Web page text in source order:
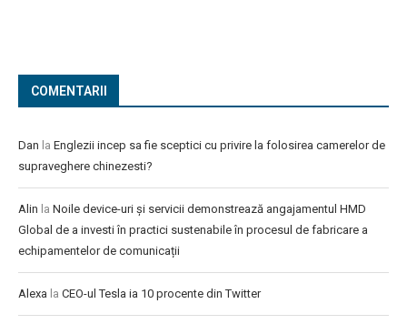
COMENTARII
Dan la Englezii incep sa fie sceptici cu privire la folosirea camerelor de
supraveghere chinezesti?
Alin la Noile device-uri și servicii demonstrează angajamentul HMD
Global de a investi în practici sustenabile în procesul de fabricare a
echipamentelor de comunicații
Alexa la CEO-ul Tesla ia 10 procente din Twitter